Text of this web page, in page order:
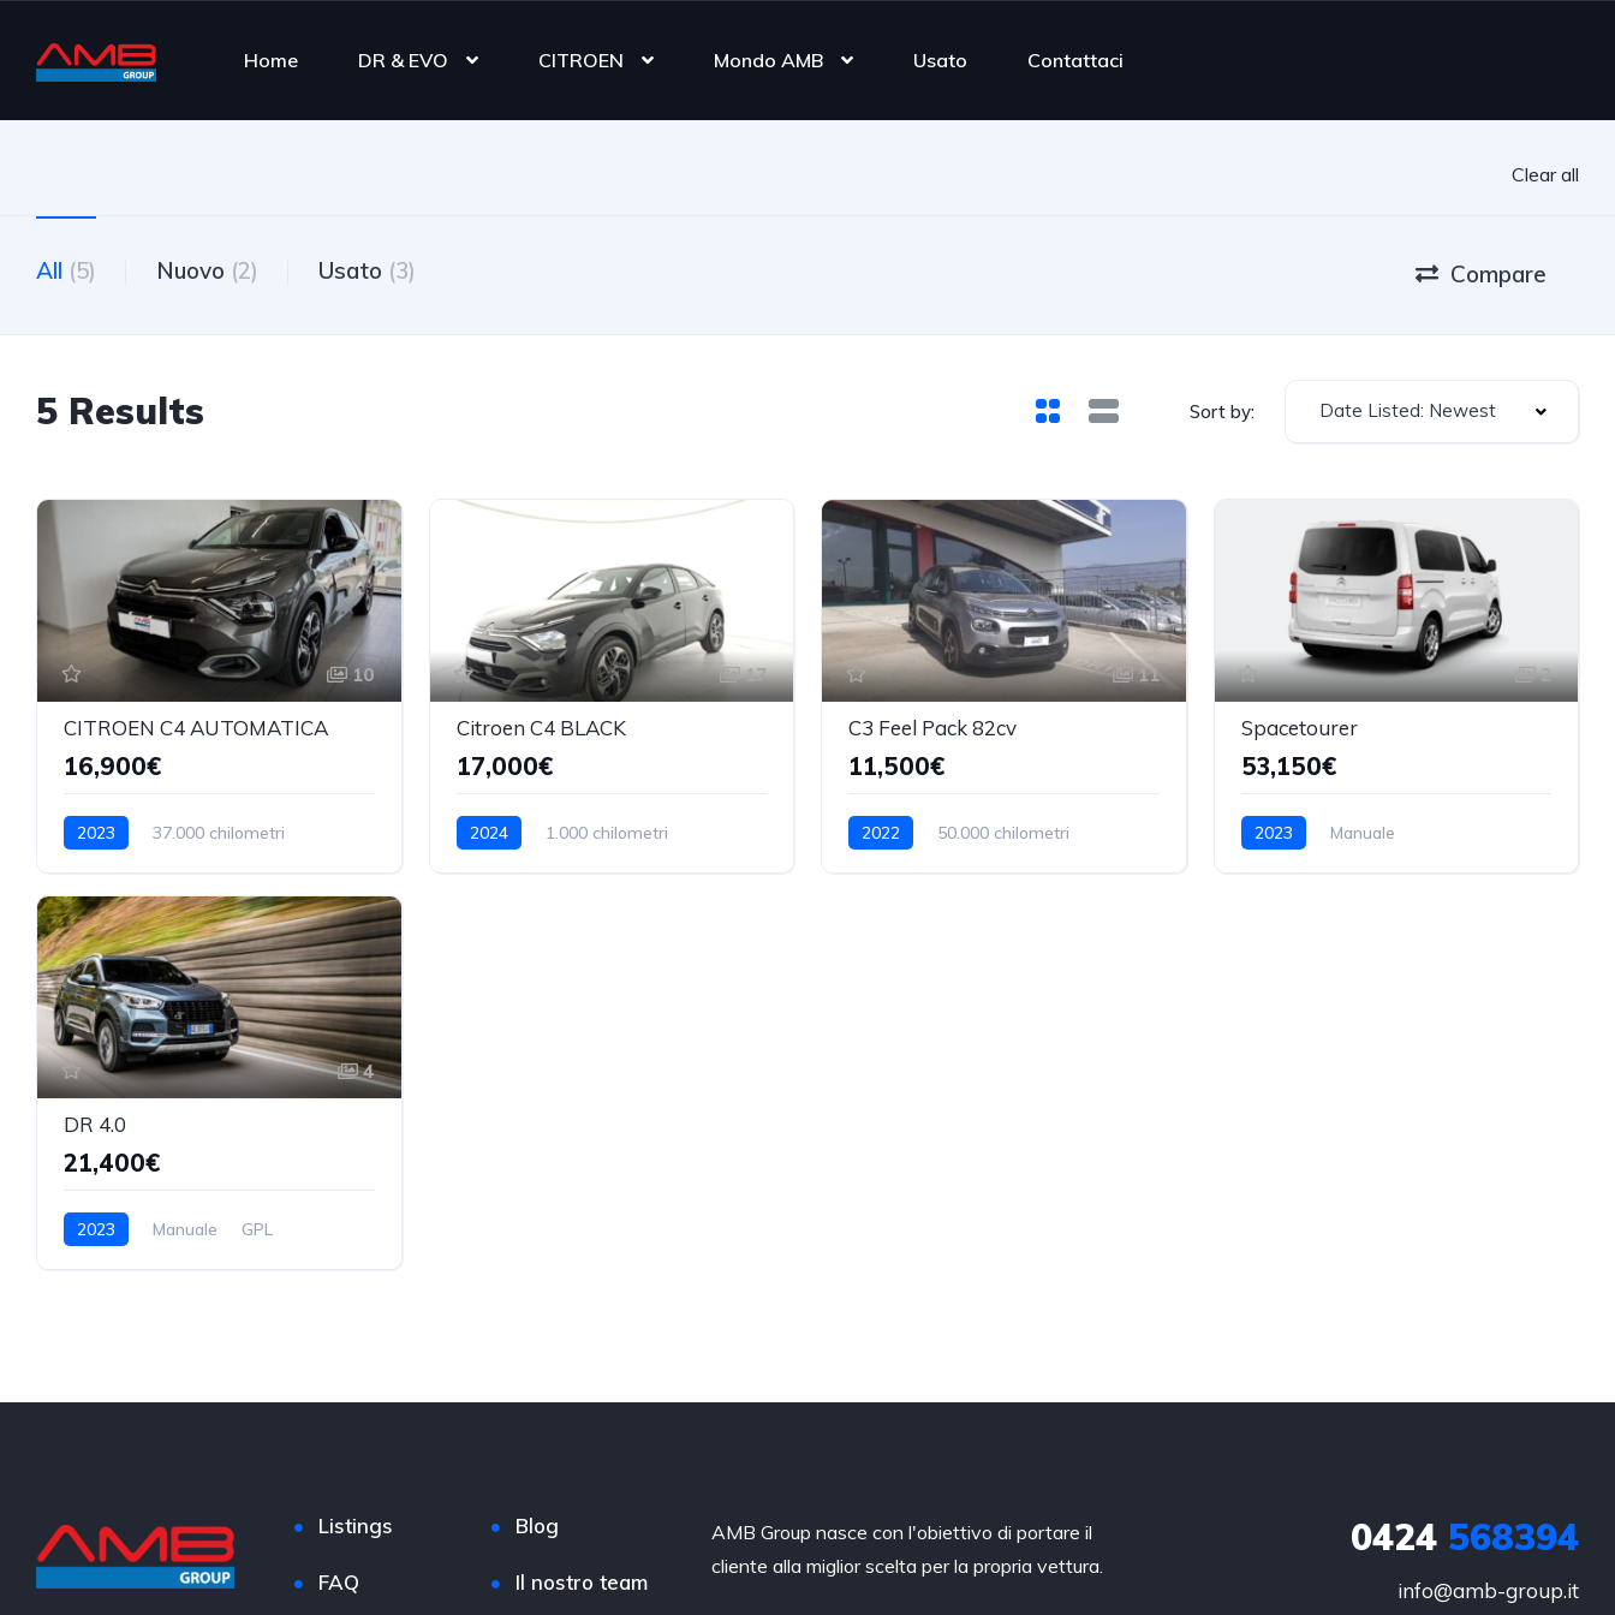
Home DR & EVO CITROEN Mondo AMB Usato Contattaci
Clear all
All (5) Nuovo (2) Usato (3) Compare
5 Results Sort by: Date Listed: Newest
10
CITROEN C4 AUTOMATICA
16,900€
2023
37.000 chilometri
17
Citroen C4 BLACK
17,000€
2024
1.000 chilometri
11
C3 Feel Pack 82cv
11,500€
2022
50.000 chilometri
2
Spacetourer
53,150€
2023 Manuale
4
DR 4.0
21,400€
2023 Manuale GPL
Listings Blog
FAQ Il nostro team
AMB Group nasce con l'obiettivo di portare il
cliente alla miglior scelta per la propria vettura.
0424568394
info@amb-group.it